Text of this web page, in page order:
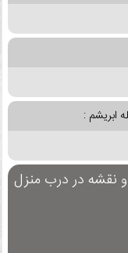
ابریشم :
نقشه در درب منزل